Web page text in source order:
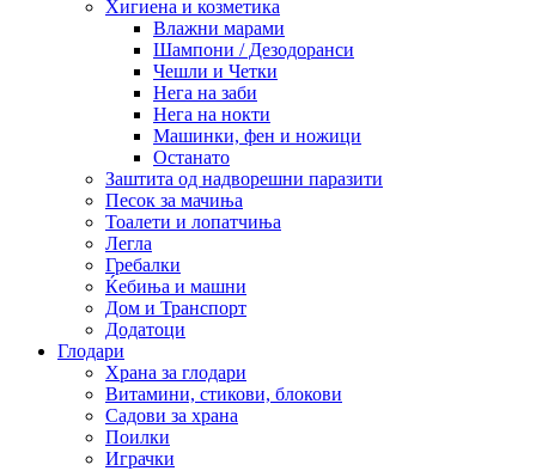
Хигиена и козметика
Влажни марами
Шампони / Дезодоранси
Чешли и Четки
Нега на заби
Нега на нокти
Машинки, фен и ножици
Останато
Заштита од надворешни паразити
Песок за мачиња
Тоалети и лопатчиња
Легла
Гребалки
Ќебиња и машни
Дом и Транспорт
Додатоци
Глодари
Храна за глодари
Витамини, стикови, блокови
Садови за храна
Поилки
Играчки